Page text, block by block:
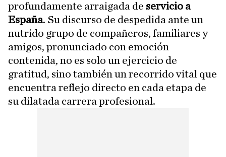
profundamente arraigada de servicio a
España. Su discurso de despedida ante un
nutrido grupo de compañeros, familiares y
amigos, pronunciado con emoción
contenida, no es solo un ejercicio de
gratitud, sino también un recorrido vital que
encuentra reflejo directo en cada etapa de
su dilatada carrera profesional.